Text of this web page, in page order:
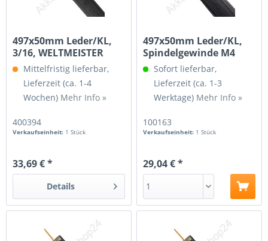
497x50mm Leder/KL,
3/16, WELTMEISTER
Mittelfristig lieferbar,
Lieferzeit (ca. 1-4
Wochen) Mehr Info »
400394
Verkaufseinheit: 1 Stück
33,69 € *
Details
497x50mm Leder/KL,
Spindelgewinde M4
Sofort lieferbar,
Lieferzeit (ca. 1-3
Werktage) Mehr Info »
100163
Verkaufseinheit: 1 Stück
29,04 € *